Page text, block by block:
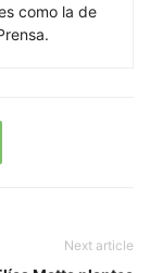
como la de
Next article